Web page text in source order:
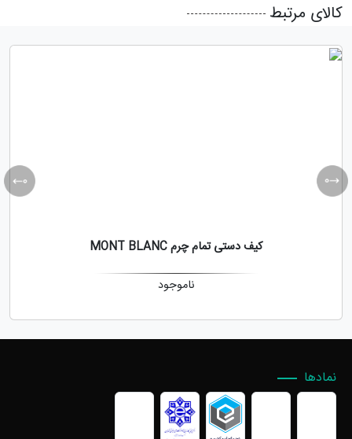
کالای مرتبط
کیف دستی تمام چرم MONT BLANC
ناموجود
نمادها